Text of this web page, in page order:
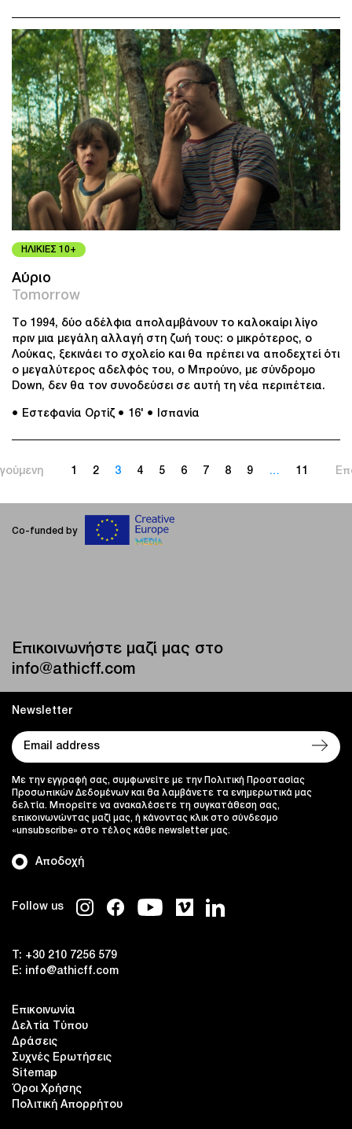
ΗΛΙΚΙΕΣ 10+
Αύριο
Tomorrow
Το 1994, δύο αδέλφια απολαμβάνουν το καλοκαίρι λίγο
πριν μια μεγάλη αλλαγή στη ζωή τους: ο μικρότερος, ο
Λούκας, ξεκινάει το σχολείο και θα πρέπει να αποδεχτεί ότι
ο μεγαλύτερος αδελφός του, ο Μπρούνο, με σύνδρομο
Down, δεν θα τον συνοδεύσει σε αυτή τη νέα περιπέτεια.
● Εστεφανία Ορτίζ ● 16' ● Ισπανία
1 2 3 4 5 6 7 8 9 … 11
Co-funded by
Επικοινωνήστε μαζί μας στο
info@athicff.com
Follow us
T: +30 210 7256 579
E: info@athicff.com
Επικοινωνία
Δελτία Τύπου
Δράσεις
Συχνές Ερωτήσεις
Sitemap
Όροι Χρήσης
Πολιτική Απορρήτου
Newsletter
Αποδοχή
Με την εγγραφή σας, συμφωνείτε με την Πολιτική Προστασίας
Προσωπικών Δεδομένων και θα λαμβάνετε τα ενημερωτικά μας
δελτία. Μπορείτε να ανακαλέσετε τη συγκατάθεση σας,
επικοινωνώντας μαζί μας, ή κάνοντας κλικ στο σύνδεσμο
«unsubscribe» στο τέλος κάθε newsletter μας.